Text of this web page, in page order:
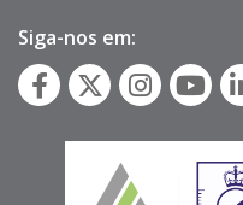
Siga-nos em: